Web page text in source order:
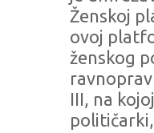
Ženskoj
ovoj
ženskog
III, na